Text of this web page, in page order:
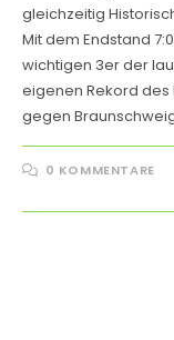
gleichzeitig
Mit dem Endstand
wichtigen 3er der
eigenen Rekord des
gegen
0 KOMMENTARE